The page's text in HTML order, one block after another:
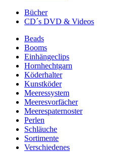
Bücher
CD´s DVD & Videos
Beads
Booms
Einhängeclips
Hornhechtgarn
Köderhalter
Kunstköder
Meeressystem
Meeresvorfächer
Meerespaternoster
Perlen
Schläuche
Sortimente
Verschiedenes